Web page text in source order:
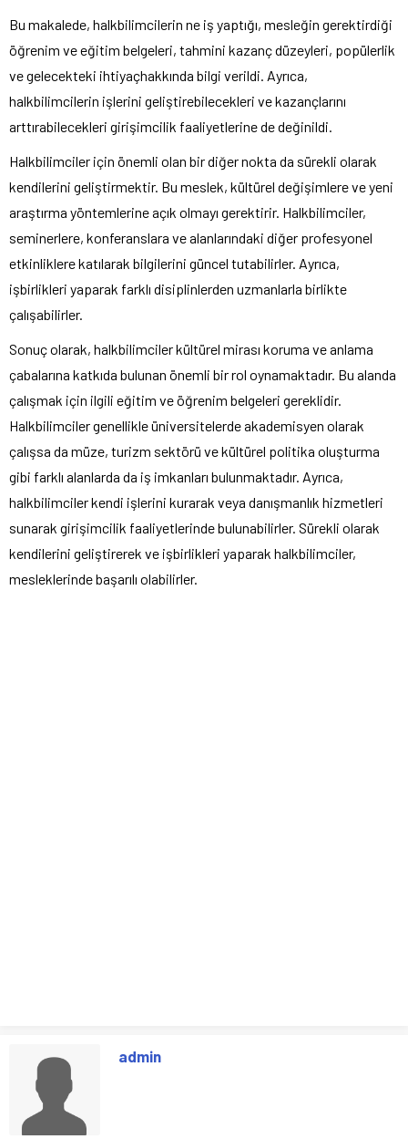
Bu makalede, halkbilimcilerin ne iş yaptığı, mesleğin gerektirdiği
öğrenim ve eğitim belgeleri, tahmini kazanç düzeyleri, popülerlik
ve gelecekteki ihtiyaçhakkında bilgi verildi. Ayrıca,
halkbilimcilerin işlerini geliştirebilecekleri ve kazançlarını
arttırabilecekleri girişimcilik faaliyetlerine de değinildi.
Halkbilimciler için önemli olan bir diğer nokta da sürekli olarak
kendilerini geliştirmektir. Bu meslek, kültürel değişimlere ve yeni
araştırma yöntemlerine açık olmayı gerektirir. Halkbilimciler,
seminerlere, konferanslara ve alanlarındaki diğer profesyonel
etkinliklere katılarak bilgilerini güncel tutabilirler. Ayrıca,
işbirlikleri yaparak farklı disiplinlerden uzmanlarla birlikte
çalışabilirler.
Sonuç olarak, halkbilimciler kültürel mirası koruma ve anlama
çabalarına katkıda bulunan önemli bir rol oynamaktadır. Bu alanda
çalışmak için ilgili eğitim ve öğrenim belgeleri gereklidir.
Halkbilimciler genellikle üniversitelerde akademisyen olarak
çalışsa da müze, turizm sektörü ve kültürel politika oluşturma
gibi farklı alanlarda da iş imkanları bulunmaktadır. Ayrıca,
halkbilimciler kendi işlerini kurarak veya danışmanlık hizmetleri
sunarak girişimcilik faaliyetlerinde bulunabilirler. Sürekli olarak
kendilerini geliştirerek ve işbirlikleri yaparak halkbilimciler,
mesleklerinde başarılı olabilirler.
admin